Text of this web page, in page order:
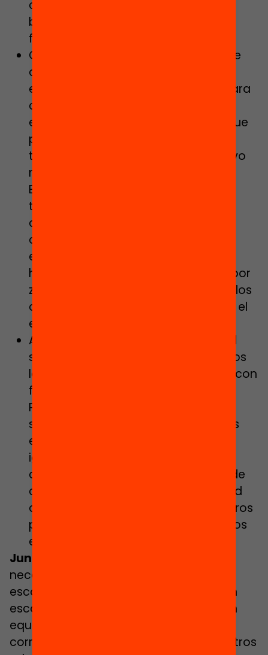
centros concertados de cuotas sin
base legal que puedan excluir a las
familias con menos recursos.
Cubriremos el cien por cien del coste
del transporte escolar y
estableceremos nuevos servicios para
contrarrestar la segregación
educativa. Ninguna familia tendrá que
pagar nada por el servicio de
transporte a ningún centro educativo
mantenido con fondos públicos.
Estableceremos nuevas líneas de
transporte escolar entre zonas
diferentes para hacer efectivo el
derecho de todas las familias a
escoger el centro educativo de sus
hijos, lo que evitará la segregación por
zona de residencia, que perjudica a los
alumnos con mayor desventaja por el
entorno socioeducativo.
Avanzaremos hacia la gratuidad del
servicio de comedor escolar en todos
los centros educativos mantenidos con
fondos públicos de Cataluña.
Promoveremos la implantación del
servicio de comedor en más centros
educativos como recurso para la
igualdad de oportunidades y la
conciliación. Se prepararán menús de
calidad con alimentos de proximidad
de nuestro campo, nutritivos y seguros
para la salud, y se educará a los niños
en hábitos saludables.
Junts:
necesidad de combatir la segregación
escolar: “Combatiremos la segregación
escolar apostando por una distribución
equilibrada del alumnado, con la
corresponsabilización de todos los centros